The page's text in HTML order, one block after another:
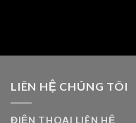
LIÊN HỆ CHÚNG TÔI
ĐIỆN THOẠI LIÊN HỆ